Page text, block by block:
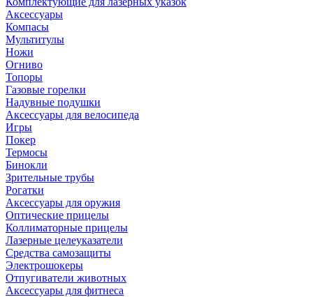
Аксессуары
Компасы
Мультитулы
Ножи
Огниво
Топоры
Газовые горелки
Надувные подушки
Аксессуары для велосипеда
Игры
Покер
Термосы
Бинокли
Зрительные трубы
Рогатки
Аксессуары для оружия
Оптические прицелы
Коллиматорные прицелы
Лазерные целеуказатели
Средства самозащиты
Электрошокеры
Отпугиватели животных
Аксессуары для фитнеса